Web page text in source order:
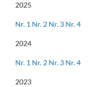
2025
Nr. 1 Nr. 2 Nr. 3 Nr. 4
2024
Nr. 1 Nr. 2 Nr. 3 Nr. 4
2023